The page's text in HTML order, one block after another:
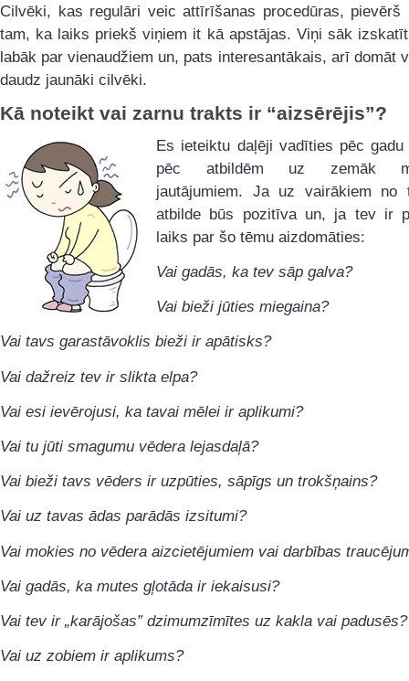
Cilvēki, kas regulāri veic attīrīšanas procedūras, pievērš
tam, ka laiks priekš viņiem it kā apstājas. Viņi sāk
labāk par vienaudžiem un, pats interesantākais, arī domāt
daudz jaunāki cilvēki.
Kā noteikt vai zarnu trakts ir “aizsērējis”?
Es ieteiktu daļēji vadīties pēc
pēc atbildēm uz zemāk
jautājumiem. Ja uz vairākiem no
atbilde būs pozitīva un, ja tev ir
laiks par šo tēmu aizdomāties:
Vai gadās, ka tev sāp galva?
Vai bieži jūties miegaina?
Vai tavs garastāvoklis bieži ir apātisks?
Vai dažreiz tev ir slikta elpa?
Vai esi ievērojusi, ka tavai mēlei ir aplikumi?
Vai tu jūti smagumu vēdera lejasdaļā?
Vai bieži tavs vēders ir uzpūties, sāpīgs un trokšņains?
Vai uz tavas ādas parādās izsitumi?
Vai mokies no vēdera aizcietējumiem vai darbības
Vai gadās, ka mutes gļotāda ir iekaisusi?
Vai tev ir „karājošas” dzimumzīmītes uz kakla vai padusēs?
Vai uz zobiem ir aplikums?